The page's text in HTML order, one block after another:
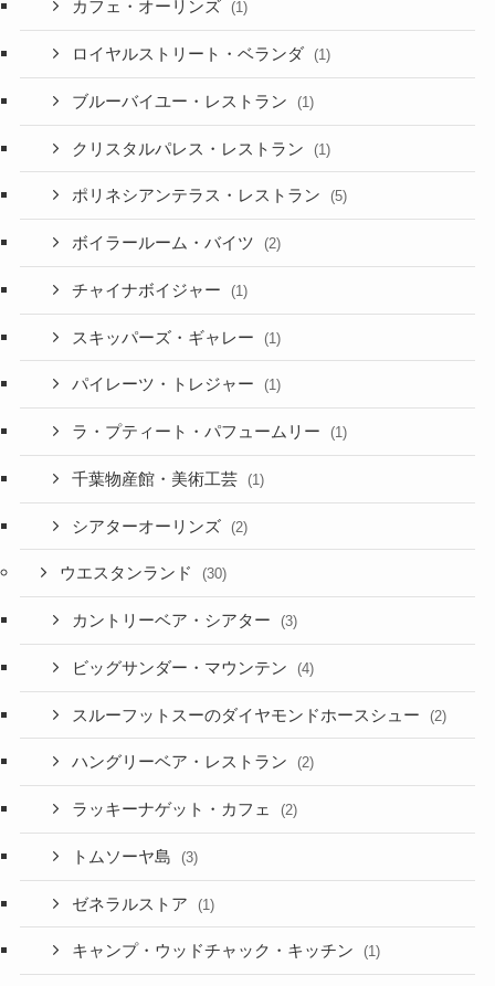
カフェ・オーリンズ (1)
ロイヤルストリート・ベランダ (1)
ブルーバイユー・レストラン (1)
クリスタルパレス・レストラン (1)
ポリネシアンテラス・レストラン (5)
ボイラールーム・バイツ (2)
チャイナボイジャー (1)
スキッパーズ・ギャレー (1)
パイレーツ・トレジャー (1)
ラ・プティート・パフュームリー (1)
千葉物産館・美術工芸 (1)
シアターオーリンズ (2)
ウエスタンランド (30)
カントリーベア・シアター (3)
ビッグサンダー・マウンテン (4)
スルーフットスーのダイヤモンドホースシュー (2)
ハングリーベア・レストラン (2)
ラッキーナゲット・カフェ (2)
トムソーヤ島 (3)
ゼネラルストア (1)
キャンプ・ウッドチャック・キッチン (1)